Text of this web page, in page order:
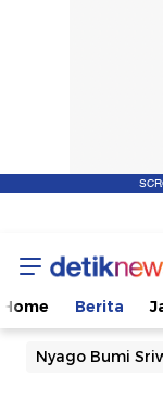
Home Berita
Nyago Bumi